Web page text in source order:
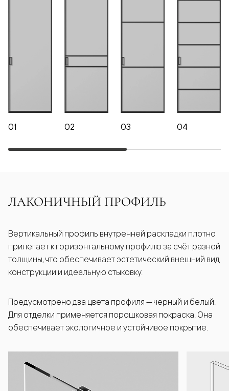
01 02 03 04
ЛАКОНИЧНЫЙ ПРОФИЛЬ
Вертикальный профиль внутренней раскладки плотно
прилегает к горизонтальному профилю за счёт разной
толщины, что обеспечивает эстетический внешний вид
конструкции и идеальную стыковку.
Предусмотрено два цвета профиля — черный и белый.
Для отделки применяется порошковая покраска. Она
обеспечивает экологичное и устойчивое покрытие.